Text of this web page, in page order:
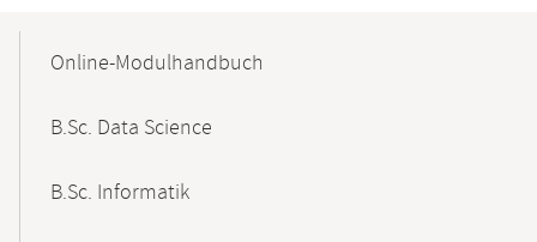
NavigationOnline-Modulhandbuch
B.Sc. Data Science
B.Sc. Informatik